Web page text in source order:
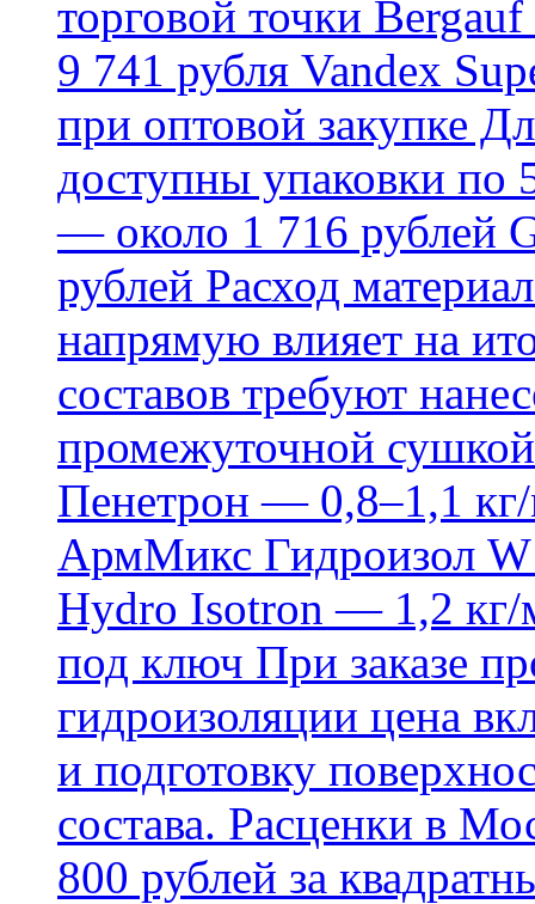
торговой точки
9 741 рубля Vandex
при оптовой закупке
доступны упаковки по
— около 1 716 рублей
рублей Расход
напрямую влияет на
составов требуют
промежуточной
Пенетрон — 0,8–1,1 кг/
АрмМикс Гидроизол
Hydro Isotron — 1,2 кг/
под ключ При заказе
гидроизоляции цена
и подготовку
состава. Расценки в
800 рублей за